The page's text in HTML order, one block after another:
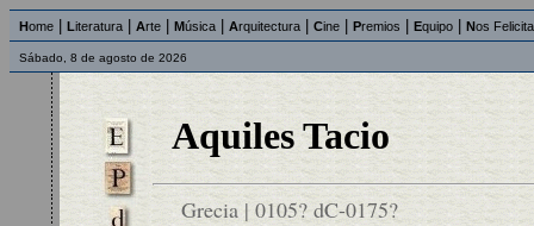
Home Literatura Arte Música Arquitectura Cine Premios Equipo Nos
Sábado, 8 de agosto de 2026
Aquiles Tacio
Grecia | 0105? dC-0175?